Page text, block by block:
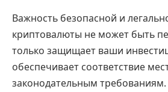
Важность безопасной и
криптовалюты не может быть
только защищает ваши
обеспечивает соответствие
законодательным